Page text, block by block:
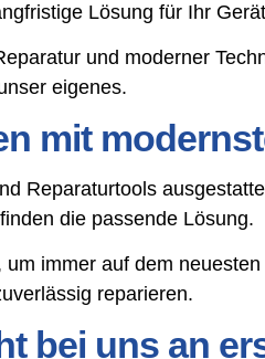
Lösung für Ihr
und moderner
eigenes.
mit
Reparaturtools
die passende Lösung.
immer auf dem
reparieren.
bei uns an